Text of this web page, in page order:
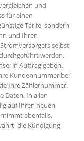
und
für einen
Tarife, sondern
und Ihren
selbst
werden.
in Auftrag geben.
Kundennummer bei
Ihre Zählernummer.
Daten. In allen
auf Ihren neuen
ebenfalls,
die Kündigung